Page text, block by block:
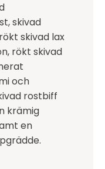
skivad
skivad lax
rökt skivad
och
rostbiff
krämig
en